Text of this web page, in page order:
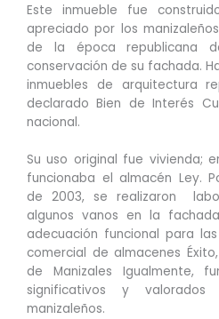
Este inmueble fue
apreciado por los
de la época republicana
conservación de su fachada.
inmuebles de arquitectura
declarado Bien de Interés
nacional.
Su uso original fue vivienda;
funcionaba el almacén Ley.
de 2003, se realizaron
algunos vanos en la
adecuación funcional para
comercial de almacenes
de Manizales Igualmente,
significativos y
manizaleños.